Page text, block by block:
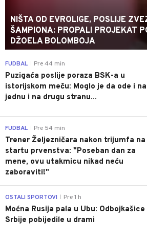
NIŠTA OD EVROLIGE, POSLIJE
ŠAMPIONA: PROPALI PROJEKAT
DŽOELA BOLOMBOJA
FUDBAL Pre 44 min
Puzigaća poslije poraza BSK-a u
istorijskom meču: Moglo je da ode i na
jednu i na drugu stranu...
FUDBAL Pre 54 min
Trener Željezničara nakon trijumfa na
startu prvenstva: "Poseban dan za
mene, ovu utakmicu nikad neću
zaboraviti!"
OSTALI SPORTOVI Pre 1 h
Moćna Rusija pala u Ubu: Odbojkašice
Srbije pobijedile u drami